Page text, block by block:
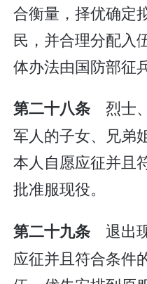
合衡量，择优确定
民，并合理分配入
体办法由国防部征
第二十八条 烈士
军人的子女、兄弟
本人自愿应征并且
批准服现役。
第二十九条 退出
应征并且符合条件